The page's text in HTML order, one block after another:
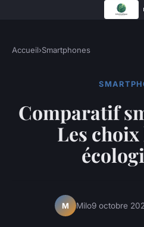
Accueil›Smartphones
Comparatif
Les
M Milo9 octobre